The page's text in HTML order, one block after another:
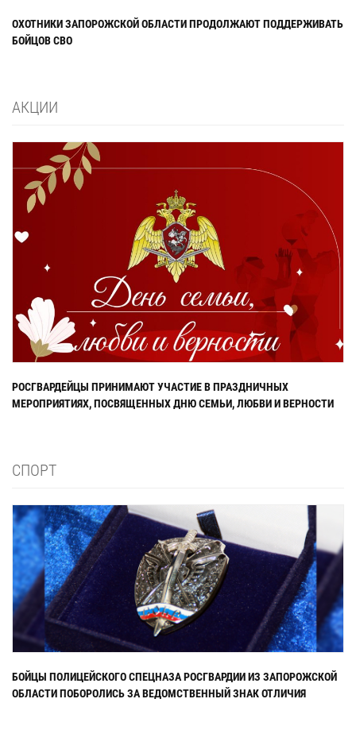
ОХОТНИКИ ЗАПОРОЖСКОЙ ОБЛАСТИ ПРОДОЛЖАЮТ ПОДДЕРЖИВАТЬ
БОЙЦОВ СВО
АКЦИИ
РОСГВАРДЕЙЦЫ ПРИНИМАЮТ УЧАСТИЕ В ПРАЗДНИЧНЫХ
МЕРОПРИЯТИЯХ, ПОСВЯЩЕННЫХ ДНЮ СЕМЬИ, ЛЮБВИ И ВЕРНОСТИ
СПОРТ
БОЙЦЫ ПОЛИЦЕЙСКОГО СПЕЦНАЗА РОСГВАРДИИ ИЗ ЗАПОРОЖСКОЙ
ОБЛАСТИ ПОБОРОЛИСЬ ЗА ВЕДОМСТВЕННЫЙ ЗНАК ОТЛИЧИЯ